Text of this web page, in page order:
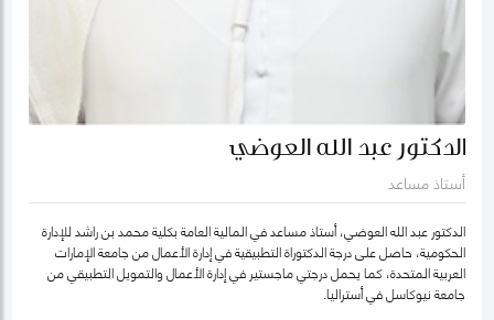
الدكتور عبد الله العوضي
أستاذ مساعد
الدكتور عبد الله العوضي، أستاذ مساعد في المالية العامة بكلية محمد بن راشد للإدارة
الحكومية، حاصل على درجة الدكتوراة التطبيقية في إدارة الأعمال من جامعة الإمارات
العربية المتحدة، كما يحمل درجتي ماجستير في إدارة الأعمال والتمويل التطبيقي من
جامعة نيوكاسل في أستراليا.